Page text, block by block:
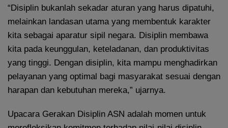
“Disiplin bukanlah sekadar aturan yang harus dipatuhi,
melainkan landasan utama yang membentuk karakter
kita sebagai aparatur sipil negara. Disiplin membawa
kita pada keunggulan, keteladanan, dan produktivitas
yang tinggi. Dengan disiplin, kita mampu menghadirkan
pelayanan yang optimal bagi masyarakat sesuai dengan
harapan dan kebutuhan mereka,” ujarnya.
Upacara Gerakan Disiplin ASN adalah momen untuk